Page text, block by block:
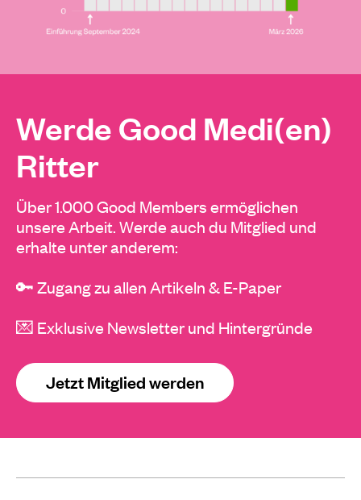
Werde Good Medi(en)
Ritter
Über 1.000 Good Members ermöglichen
unsere Arbeit. Werde auch du Mitglied und
erhalte unter anderem:
🔑 Zugang zu allen Artikeln & E-Paper
💌 Exklusive Newsletter und Hintergründe
Jetzt Mitglied werden